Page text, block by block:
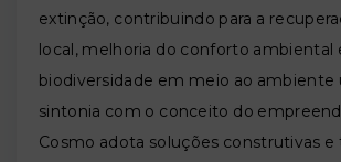
extinção, contribuindo para a
local, melhoria do conforto ambiental
biodiversidade em meio ao ambiente
sintonia com o conceito do
Cosmo adota soluções construtivas